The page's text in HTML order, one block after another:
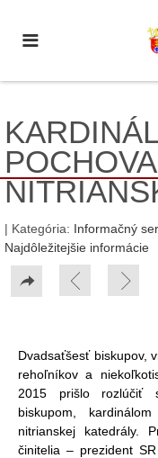
| Kategória: Informačný
Najdôležitejšie informácie
Dvadsaťšesť biskupov,
rehoľníkov a
2015 prišlo rozlúčiť
biskupom,
nitrianskej katedrály.
činitelia – prezident